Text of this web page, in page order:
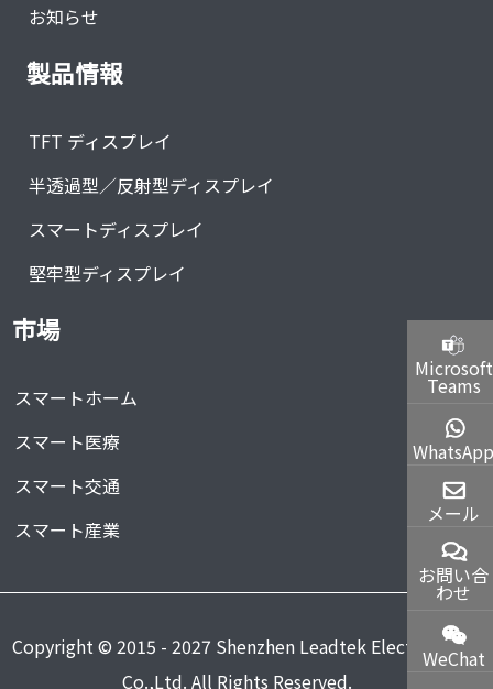
お知らせ
製品情報
TFT ディスプレイ
半透過型／反射型ディスプレイ
スマートディスプレイ
堅牢型ディスプレイ
市場
スマートホーム
スマート医療
スマート交通
スマート産業
Copyright © 2015 - 2027 Shenzhen Leadtek Electronics
Co.,Ltd. All Rights Reserved.
Microsoft
Teams
WhatsApp
メール
お問い合
わせ
WeChat